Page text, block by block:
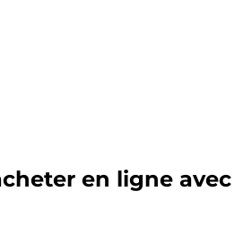
en ligne avec